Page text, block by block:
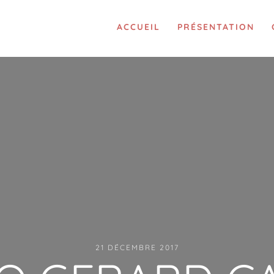
ACCUEIL PRÉSENTATION
21 DÉCEMBRE 2017